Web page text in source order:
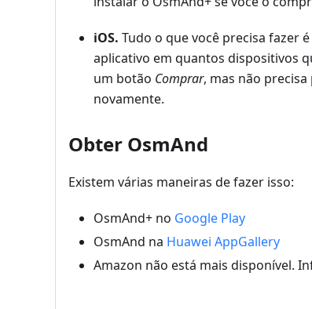
iOS. Tudo o que você precisa fazer
aplicativo em quantos dispositivos
um botão Comprar, mas não
novamente.
Obter OsmAnd
Existem várias maneiras de fazer isso:
OsmAnd+ no Google Play
OsmAnd na Huawei AppGallery
Amazon não está mais disponível.